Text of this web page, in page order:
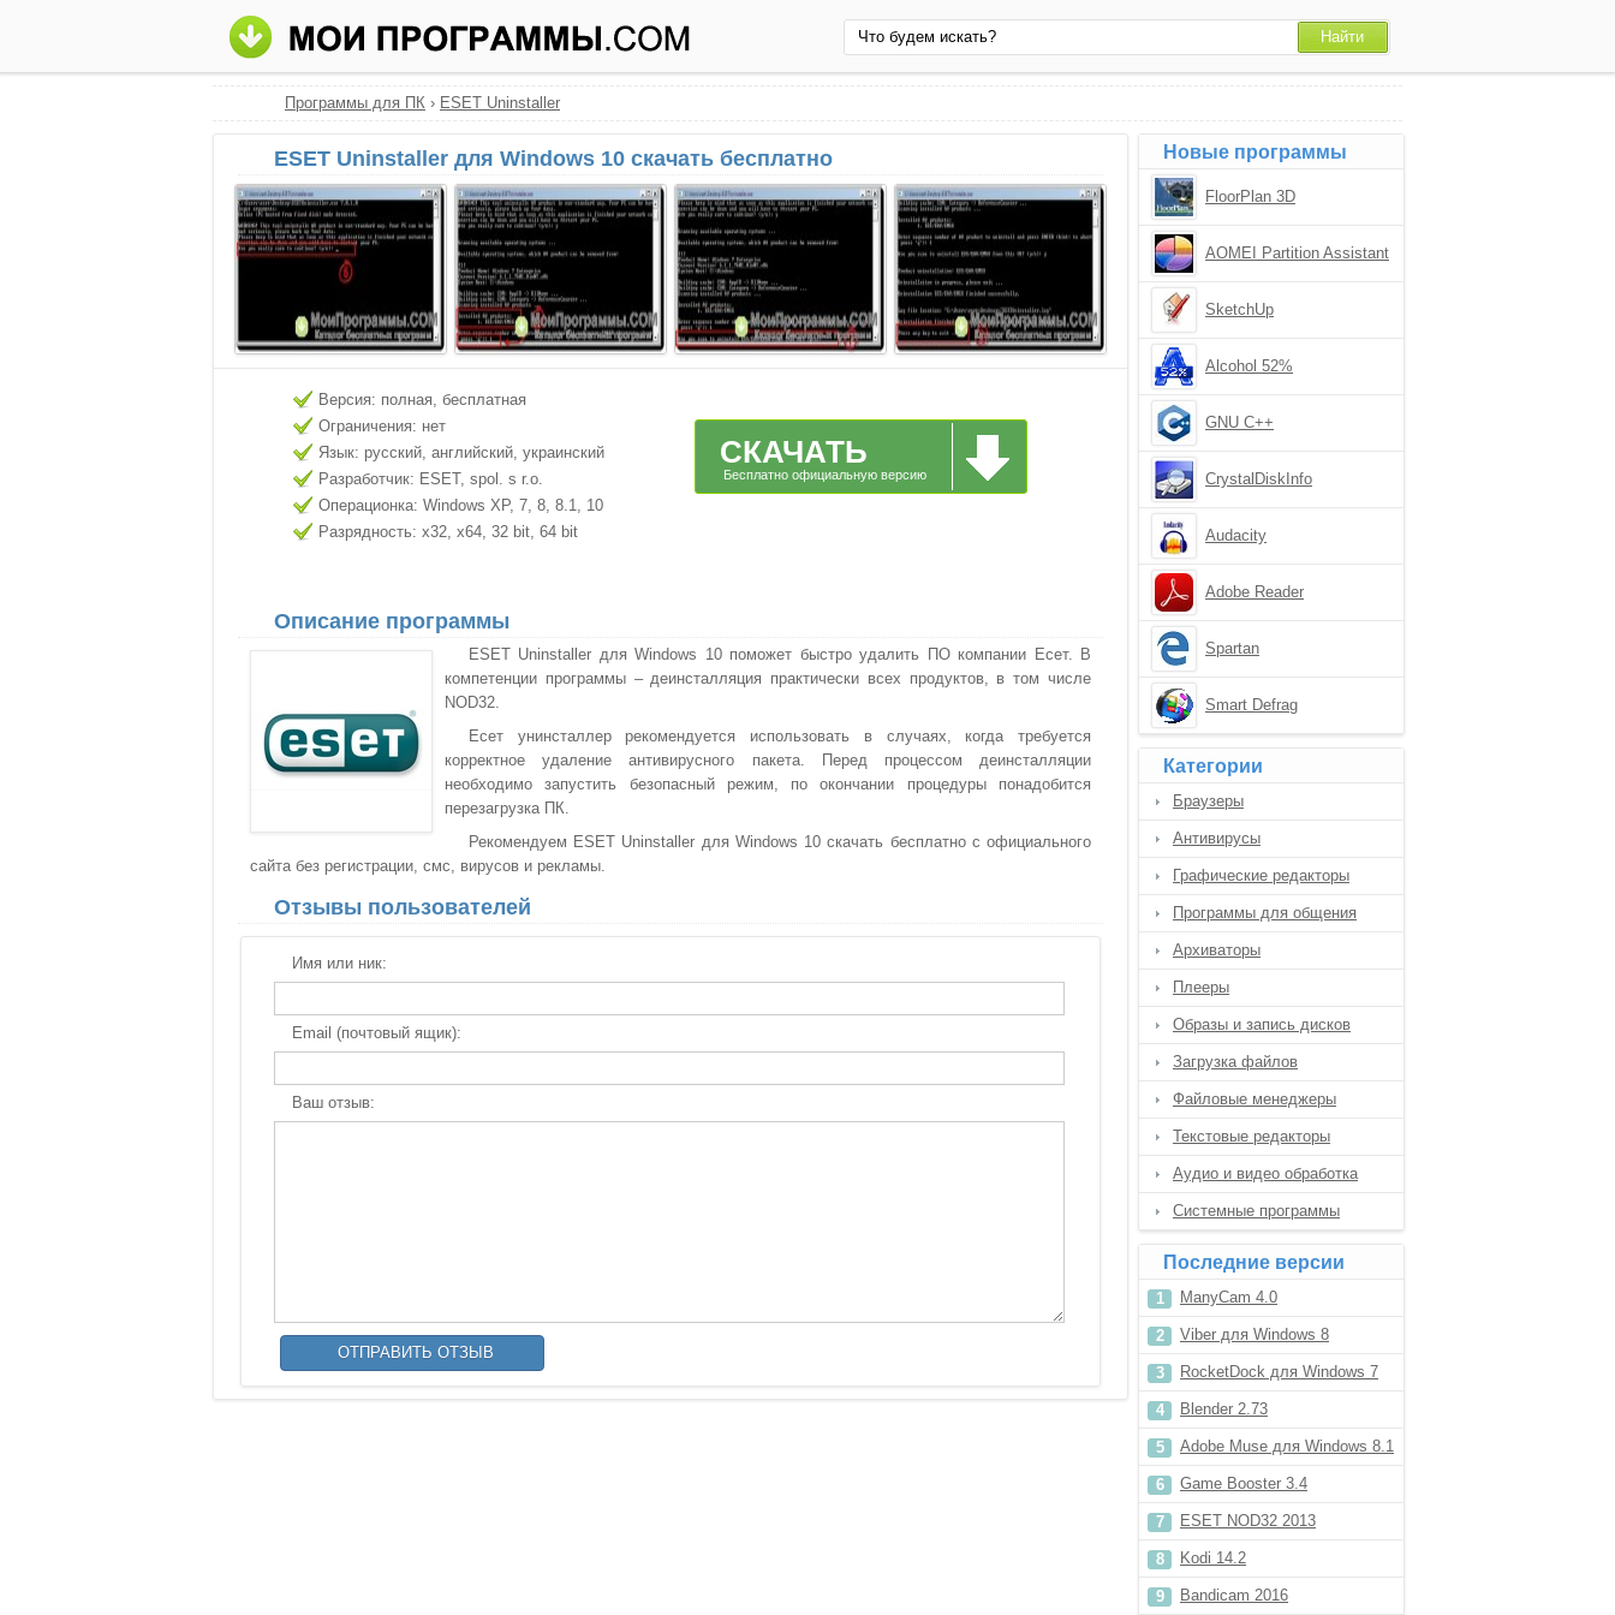
Программы для ПК › ESET Uninstaller
ESET Uninstaller для Windows 10 скачать бесплатно
Версия: полная, бесплатная
Ограничения: нет
Язык: русский, английский, украинский
Разработчик: ESET, spol. s r.o.
Операционка: Windows XP, 7, 8, 8.1, 10
Разрядность: x32, x64, 32 bit, 64 bit
СКАЧАТЬ
Бесплатно официальную версию
Описание программы
ESET Uninstaller для Windows 10 поможет быстро удалить ПО компании Есет. В
компетенции программы – деинсталляция практически всех продуктов, в том числе
NOD32.
Есет унинсталлер рекомендуется использовать в случаях, когда требуется
корректное удаление антивирусного пакета. Перед процессом деинсталляции
необходимо запустить безопасный режим, по окончании процедуры понадобится
перезагрузка ПК.
Рекомендуем ESET Uninstaller для Windows 10 скачать бесплатно с официального
сайта без регистрации, смс, вирусов и рекламы.
Отзывы пользователей
Имя или ник:
Email (почтовый ящик):
Ваш отзыв:
Новые программы
FloorPlan 3D
AOMEI Partition Assistant
SketchUp
Alcohol 52%
GNU C++
CrystalDiskInfo
Audacity
Adobe Reader
Spartan
Smart Defrag
Категории
Браузеры
Антивирусы
Графические редакторы
Программы для общения
Архиваторы
Плееры
Образы и запись дисков
Загрузка файлов
Файловые менеджеры
Текстовые редакторы
Аудио и видео обработка
Системные программы
Последние версии
ManyCam 4.0
Viber для Windows 8
RocketDock для Windows 7
Blender 2.73
Adobe Muse для Windows 8.1
Game Booster 3.4
ESET NOD32 2013
Kodi 14.2
Bandicam 2016